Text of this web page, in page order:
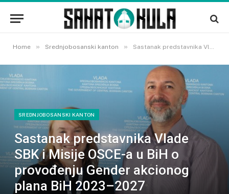
Home » Srednjobosanski kanton » Sastanak predstavnika Vlade SBK i Misije OSCE-a u BiH o provođenju Gender akcionog plana BiH 2023–2027
SREDNJOBOSANSKI KANTON
Sastanak predstavnika Vlade
SBK i Misije OSCE-a u BiH o
provođenju Gender akcionog
plana BiH 2023–2027